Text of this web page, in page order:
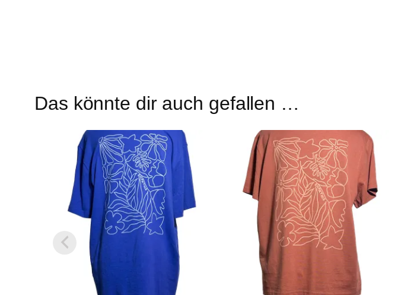
Das könnte dir auch gefallen …